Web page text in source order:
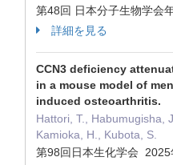
第48回 日本分子生物学会
詳細を見る
CCN3 deficiency
in a mouse model of
induced osteoarthritis.
Hattori, T., Habumugisha,
Kamioka, H., Kubota, S.
第98回日本生化学会 2025